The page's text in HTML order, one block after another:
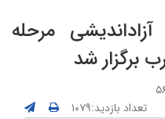
مرحله
شد
تعداد بازدید:۱۰۷۹